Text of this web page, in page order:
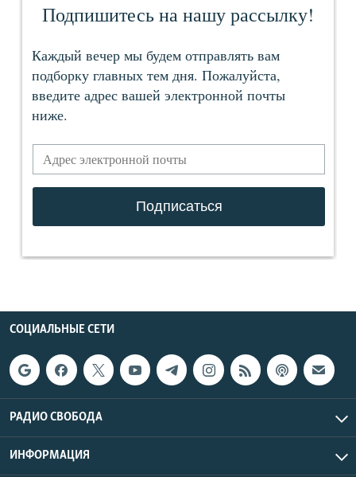
СОЦИАЛЬНЫЕ СЕТИ
РАДИО СВОБОДА
ИНФОРМАЦИЯ